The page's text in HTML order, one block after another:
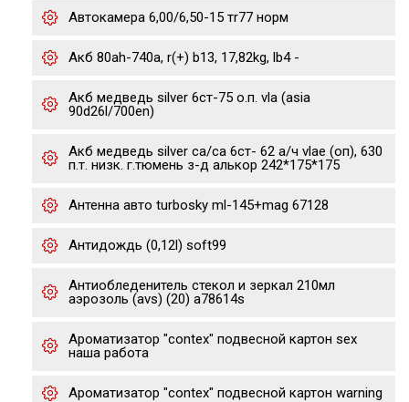
Автокамера 6,00/6,50-15 тr77 норм
Акб 80ah-740a, r(+) b13, 17,82kg, lb4 -
Акб медведь silver 6ст-75 о.п. vla (asia
90d26l/700en)
Акб медведь silver ca/ca 6ст- 62 а/ч vlae (оп), 630
п.т. низк. г.тюмень з-д алькор 242*175*175
Антенна авто turbosky ml-145+mag 67128
Антидождь (0,12l) soft99
Антиобледенитель стекол и зеркал 210мл
аэрозоль (avs) (20) a78614s
Ароматизатор "contex" подвесной картон sex
наша работа
Ароматизатор "contex" подвесной картон warning